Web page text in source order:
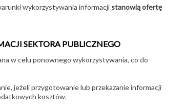
wykorzystywania informacji stanowią ofertę
SEKTORA PUBLICZNEGO
w celu ponownego wykorzystywania, co do
jeżeli przygotowanie lub przekazanie informacji
kosztów.